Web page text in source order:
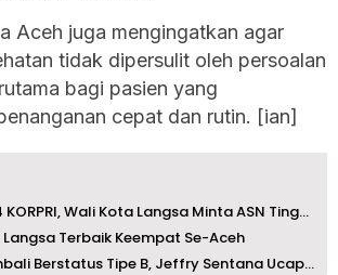
Aceh juga mengingatkan agar
tidak dipersulit oleh persoalan
bagi pasien yang
cepat dan rutin. [ian]
Jelang HUT ke-54 KORPRI, Wali Kota Langsa Minta ASN Tingk...
Langsa Terbaik Keempat Se-Aceh
Berstatus Tipe B, Jeffry Sentana Ucap...